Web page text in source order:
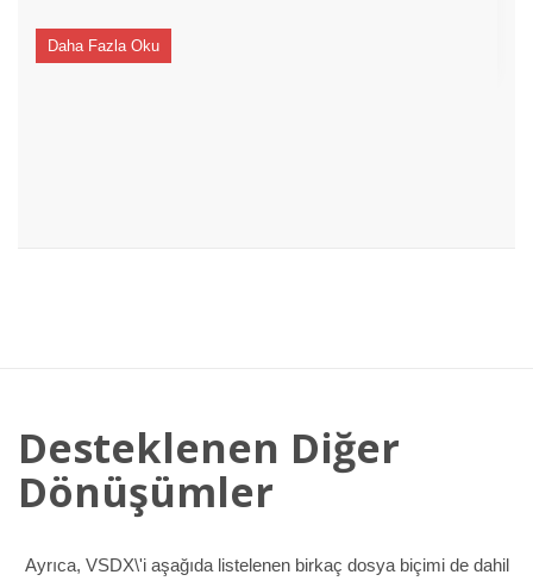
Daha Fazla Oku
Desteklenen Diğer
Dönüşümler
Ayrıca, VSDX\'i aşağıda listelenen birkaç dosya biçimi de dahil